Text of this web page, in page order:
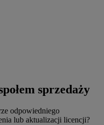
sprzedaży
odpowiedniego
lub aktualizacji licencji?